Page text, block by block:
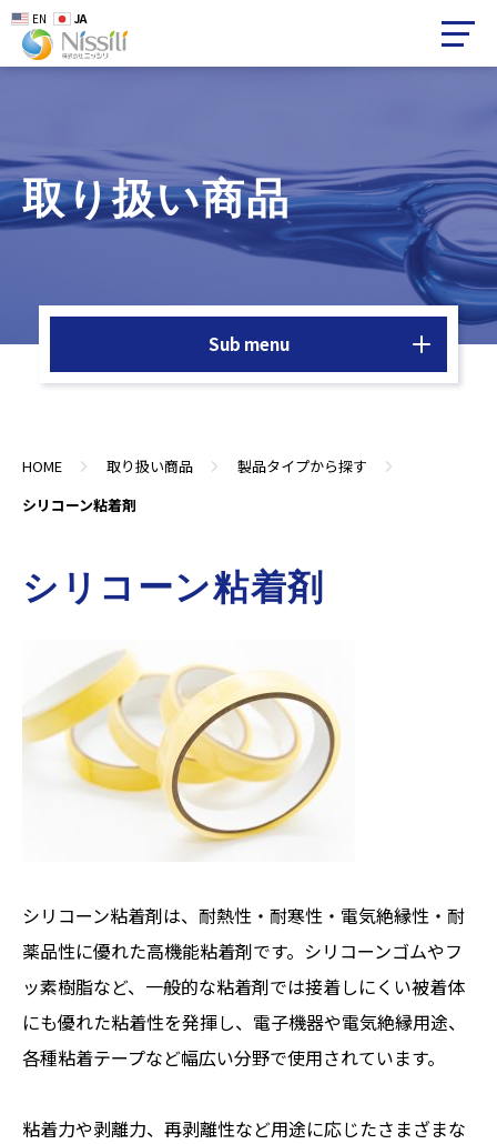
取り扱い商品
Sub menu
HOME 取り扱い商品
製品タイプから探す
シリコーン粘着剤
シリコーン粘着剤
シリコーン粘着剤は、耐熱性・耐寒性・電気絶縁性・耐
薬品性に優れた高機能粘着剤です。シリコーンゴムやフ
ッ素樹脂など、一般的な粘着剤では接着しにくい被着体
にも優れた粘着性を発揮し、電子機器や電気絶縁用途、
各種粘着テープなど幅広い分野で使用されています。
粘着力や剥離力、再剥離性など用途に応じたさまざまな
EN JA